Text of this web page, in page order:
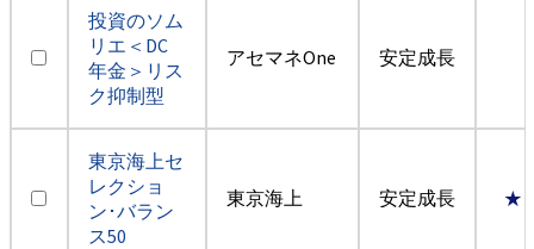
投資のソム
リエ＜DC
年金＞リス
ク抑制型
アセマネOne 安定成長
東京海上セ
レクショ
ン･バラン
ス50
東京海上 安定成長